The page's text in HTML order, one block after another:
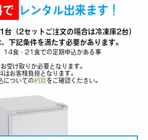
で レンタル出来ます！
台 （2セットご注文の場合は冷凍庫2台）
下記条件を満たす必要があります。
14食・21食での定期申込がある事
受け取りが必要となります。
お客様負担となります。
についての約款をご確認ください。